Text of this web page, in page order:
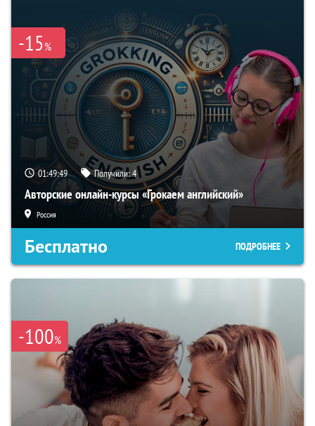
-15%
01:49:48 Получили:4
Авторские онлайн-курсы «Грокаем английский»
Россия
Бесплатно ПОДРОБНЕЕ
-100%